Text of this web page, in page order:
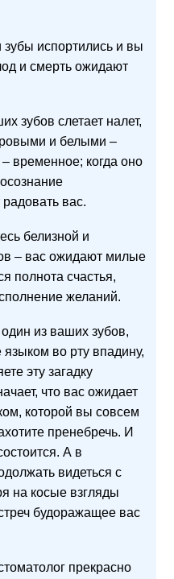
испортились и вы
и смерть ожидают
зубов слетает налет,
и белыми –
временное; когда оно
вас.
белизной и
– вас ожидают милые
полнота счастья,
желаний.
из ваших зубов,
языком во рту впадину,
эту загадку
что вас ожидает
которой вы совсем
пренебречь. И
А в
видеться с
на косые взгляды
будоражащее вас
прекрасно